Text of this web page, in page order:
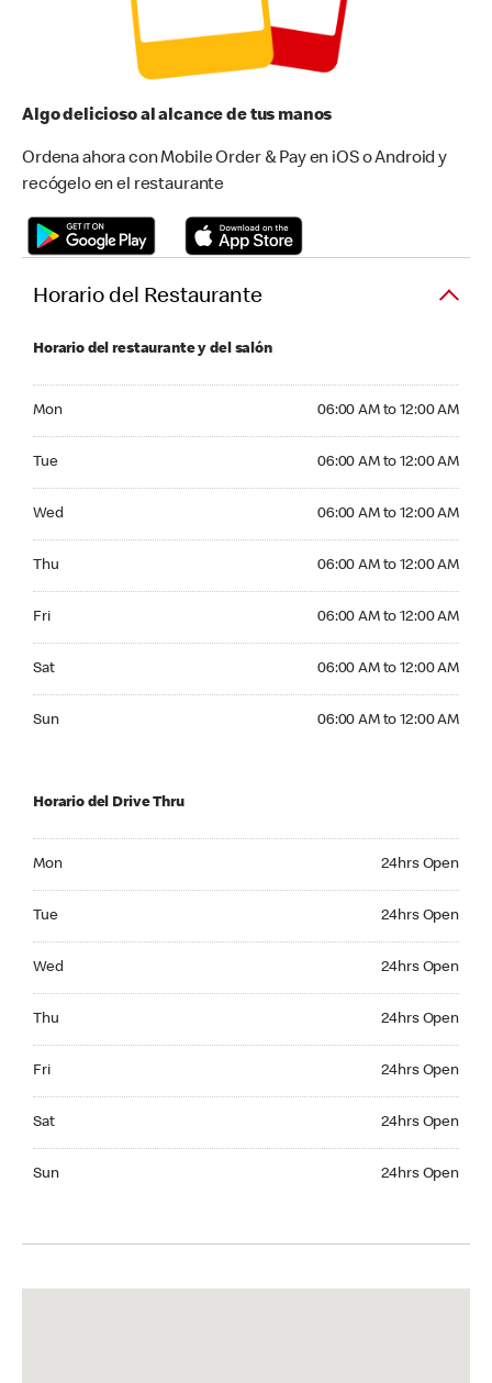
Algo delicioso al alcance de tus manos
Ordena ahora con Mobile Order & Pay en iOS o Android y
recógelo en el restaurante
Horario del Restaurante
Horario del restaurante y del salón
Mon 06:00 AM to 12:00 AM
Tue 06:00 AM to 12:00 AM
Wed 06:00 AM to 12:00 AM
Thu 06:00 AM to 12:00 AM
Fri 06:00 AM to 12:00 AM
Sat 06:00 AM to 12:00 AM
Sun 06:00 AM to 12:00 AM
Horario del Drive Thru
Mon 24hrs Open
Tue 24hrs Open
Wed 24hrs Open
Thu 24hrs Open
Fri 24hrs Open
Sat 24hrs Open
Sun 24hrs Open